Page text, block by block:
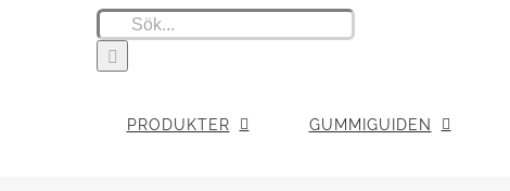
efter:
PRODUKTER GUMMIGUIDEN